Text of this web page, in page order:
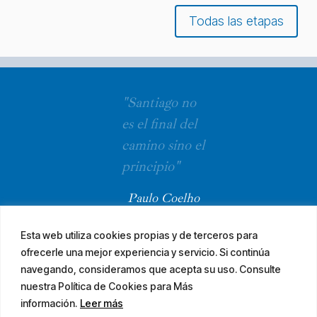
Esta web utiliza cookies propias y de terceros para
ofrecerle una mejor experiencia y servicio. Si continúa
navegando, consideramos que acepta su uso. Consulte
nuestra Política de Cookies para Más
información. Leer más
Todas las etapas
"Santiago no
es el final del
camino sino el
principio"
Paulo Coelho